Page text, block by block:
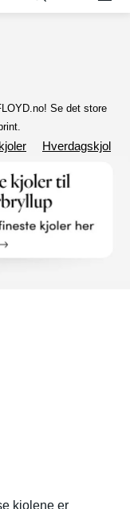
Se det store
Hverdagskjoler
kjolene er